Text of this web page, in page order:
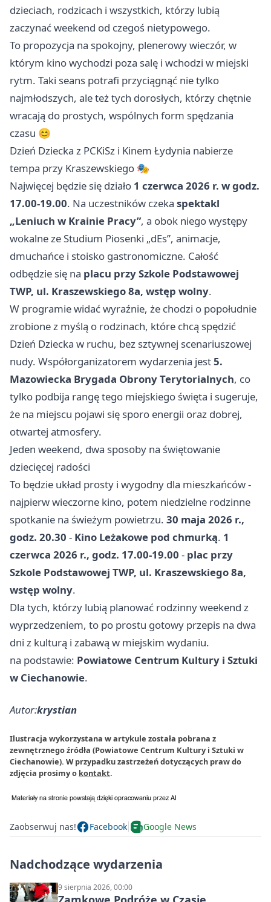
dzieciach, rodzicach i wszystkich, którzy lubią
zaczynać weekend od czegoś nietypowego.
To propozycja na spokojny, plenerowy wieczór, w
którym kino wychodzi poza salę i wchodzi w miejski
rytm. Taki seans potrafi przyciągnąć nie tylko
najmłodszych, ale też tych dorosłych, którzy chętnie
wracają do prostych, wspólnych form spędzania
czasu 😊
Dzień Dziecka z PCKiSz i Kinem Łydynia nabierze
tempa przy Kraszewskiego 🎭
Najwięcej będzie się działo 1 czerwca 2026 r. w godz.
17.00-19.00. Na uczestników czeka spektakl
„Leniuch w Krainie Pracy”, a obok niego występy
wokalne ze Studium Piosenki „dEs”, animacje,
dmuchańce i stoisko gastronomiczne. Całość
odbędzie się na placu przy Szkole Podstawowej
TWP, ul. Kraszewskiego 8a, wstęp wolny.
W programie widać wyraźnie, że chodzi o popołudnie
zrobione z myślą o rodzinach, które chcą spędzić
Dzień Dziecka w ruchu, bez sztywnej scenariuszowej
nudy. Współorganizatorem wydarzenia jest5.
Mazowiecka Brygada Obrony Terytorialnych, co
tylko podbija rangę tego miejskiego święta i sugeruje,
że na miejscu pojawi się sporo energii oraz dobrej,
otwartej atmosfery.
Jeden weekend, dwa sposoby na świętowanie
dziecięcej radości
To będzie układ prosty i wygodny dla mieszkańców -
najpierw wieczorne kino, potem niedzielne rodzinne
spotkanie na świeżym powietrzu. 30 maja 2026 r.,
godz. 20.30 - Kino Leżakowe pod chmurką. 1
czerwca 2026 r., godz. 17.00-19.00 - plac przy
Szkole Podstawowej TWP, ul. Kraszewskiego 8a,
wstęp wolny.
Dla tych, którzy lubią planować rodzinny weekend z
wyprzedzeniem, to po prostu gotowy przepis na dwa
dni z kulturą i zabawą w miejskim wydaniu.
na podstawie: Powiatowe Centrum Kultury i Sztuki
w Ciechanowie.
Autor:krystian
Ilustracja wykorzystana w artykule została pobrana z
zewnętrznego źródła (Powiatowe Centrum Kultury i Sztuki w
Ciechanowie). W przypadku zastrzeżeń dotyczących praw do
zdjęcia prosimy o kontakt.
Zaobserwuj nas! Facebook Google News
Nadchodzące wydarzenia
9 sierpnia 2026, 00:00